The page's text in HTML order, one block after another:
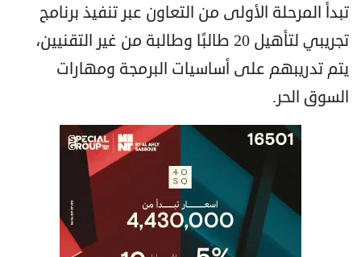
تبدأ المرحلة الأولى من التعاون عبر تنفيذ برنامج
تجريبي لتأهيل 20 طالبًا وطالبة من غير التقنيين،
يتم تدريبهم على أساسيات البرمجة ومهارات
السوق الحر.